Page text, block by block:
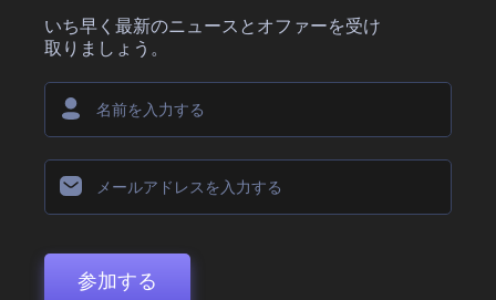
いち早く最新のニュースとオファーを受け
取りましょう。
参加する